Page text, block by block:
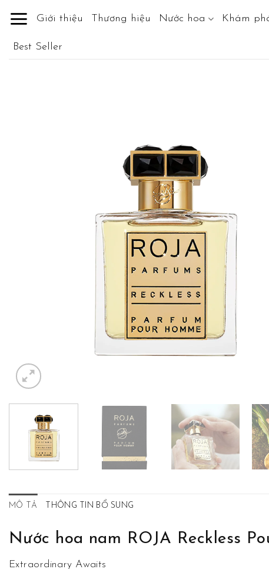
content
Giới thiệu Thương hiệu Nước hoa Khám
Best Seller
MÔ TẢ THÔNG TIN BỔ SUNG
Nước hoa nam ROJA Reckless
Extraordinary Awaits